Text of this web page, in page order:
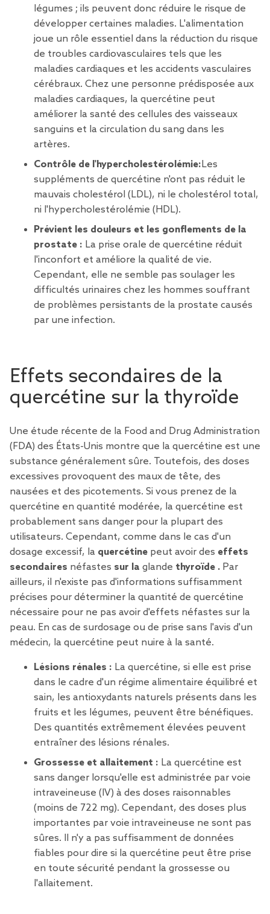
légumes ; ils peuvent donc réduire le risque de
développer certaines maladies. L'alimentation
joue un rôle essentiel dans la réduction du risque
de troubles cardiovasculaires tels que les
maladies cardiaques et les accidents vasculaires
cérébraux. Chez une personne prédisposée aux
maladies cardiaques, la quercétine peut
améliorer la santé des cellules des vaisseaux
sanguins et la circulation du sang dans les
artères.
Contrôle de l'hypercholestérolémie:Les
suppléments de quercétine n'ont pas réduit le
mauvais cholestérol (LDL), ni le cholestérol total,
ni l'hypercholestérolémie (HDL).
Prévient les douleurs et les gonflements de la
prostate : La prise orale de quercétine réduit
l'inconfort et améliore la qualité de vie.
Cependant, elle ne semble pas soulager les
difficultés urinaires chez les hommes souffrant
de problèmes persistants de la prostate causés
par une infection.
Effets secondaires de la
quercétine sur la thyroïde
Une étude récente de la Food and Drug Administration
(FDA) des États-Unis montre que la quercétine est une
substance généralement sûre. Toutefois, des doses
excessives provoquent des maux de tête, des
nausées et des picotements. Si vous prenez de la
quercétine en quantité modérée, la quercétine est
probablement sans danger pour la plupart des
utilisateurs. Cependant, comme dans le cas d'un
dosage excessif, la quercétine peut avoir des effets
secondaires néfastes sur la glande thyroïde . Par
ailleurs, il n'existe pas d'informations suffisamment
précises pour déterminer la quantité de quercétine
nécessaire pour ne pas avoir d'effets néfastes sur la
peau. En cas de surdosage ou de prise sans l'avis d'un
médecin, la quercétine peut nuire à la santé.
Lésions rénales : La quercétine, si elle est prise
dans le cadre d'un régime alimentaire équilibré et
sain, les antioxydants naturels présents dans les
fruits et les légumes, peuvent être bénéfiques.
Des quantités extrêmement élevées peuvent
entraîner des lésions rénales.
Grossesse et allaitement : La quercétine est
sans danger lorsqu'elle est administrée par voie
intraveineuse (IV) à des doses raisonnables
(moins de 722 mg). Cependant, des doses plus
importantes par voie intraveineuse ne sont pas
sûres. Il n'y a pas suffisamment de données
fiables pour dire si la quercétine peut être prise
en toute sécurité pendant la grossesse ou
l'allaitement.